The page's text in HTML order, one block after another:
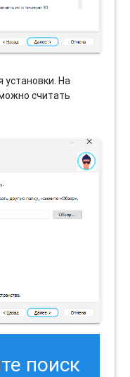
установки. На
считать
поиск